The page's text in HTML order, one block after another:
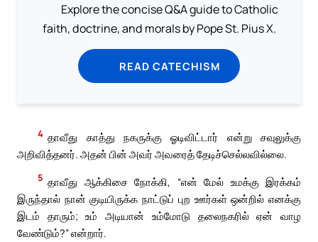
Explore the concise Q&A guide to Catholic
faith, doctrine, and morals by Pope St. Pius X.
READ CATECHISM
4 தாவீது காத்து நகருக்கு ஓடிவிட்டார் என்று சவுலுக்கு
அறிவித்தனர். அதன் பின் அவர் அவரைத் தேடிச்செல்லவில்லை.
5 தாவீது ஆக்கிசை நோக்கி, “என் மேல் உமக்கு இரக்கம்
இருந்தால் நான் குடியிருக்க நாட்டுப் புற ஊர்கள் ஒன்றில் எனக்கு
இடம் தாரும்; உம் அடியான் உம்மோடு தலைநகரில் ஏன் வாழ
வேண்டும்?” என்றார்.